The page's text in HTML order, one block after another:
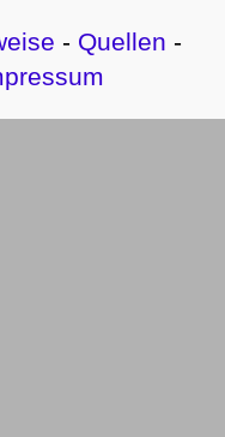
- Quellen -